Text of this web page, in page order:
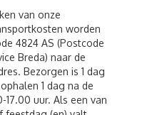
van onze
worden
4824 AS (Postcode
Breda) naar de
Bezorgen is 1 dag
1 dag na de
uur. Als een van